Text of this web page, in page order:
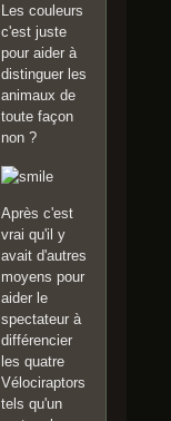
Les couleurs
c'est juste
pour aider à
distinguer les
animaux de
toute façon
non ?
Après c'est
vrai qu'il y
avait d'autres
moyens pour
aider le
spectateur à
différencier
les quatre
Vélociraptors
tels qu'un